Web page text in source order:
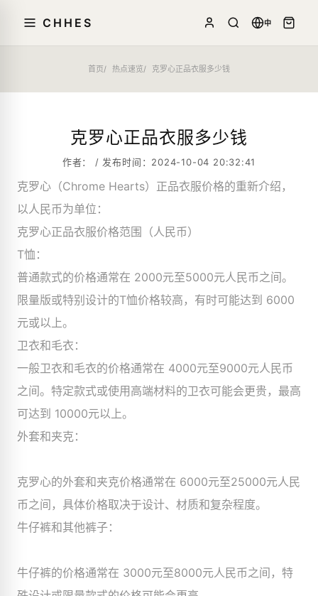
CHHES 中
首页 热点速览 克罗心正品衣服多少钱
克罗心正品衣服多少钱
作者： / 发布时间：2024-10-04 20:32:41
克罗心（Chrome Hearts）正品衣服价格的重新介绍，
以人民币为单位：
克罗心正品衣服价格范围（人民币）
T恤：
普通款式的价格通常在 2000元至5000元人民币之间。
限量版或特别设计的T恤价格较高，有时可能达到 6000
元或以上。
卫衣和毛衣：
一般卫衣和毛衣的价格通常在 4000元至9000元人民币
之间。特定款式或使用高端材料的卫衣可能会更贵，最高
可达到 10000元以上。
外套和夹克：
克罗心的外套和夹克价格通常在 6000元至25000元人民
币之间，具体价格取决于设计、材质和复杂程度。
牛仔裤和其他裤子：
牛仔裤的价格通常在 3000元至8000元人民币之间，特